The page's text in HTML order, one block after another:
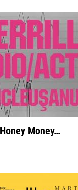
Honey Money…